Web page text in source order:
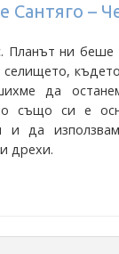
–
Планът ни беше
селището,
да
също си е
и да
дрехи.